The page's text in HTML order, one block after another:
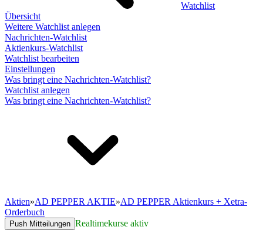
Watchlist
Übersicht
Weitere Watchlist anlegen
Nachrichten-Watchlist
Aktienkurs-Watchlist
Watchlist bearbeiten
Einstellungen
Was bringt eine Nachrichten-Watchlist?
Watchlist anlegen
Was bringt eine Nachrichten-Watchlist?
Aktien»AD PEPPER AKTIE»AD PEPPER Aktienkurs + Xetra-
Orderbuch
Push Mitteilungen Realtimekurse aktiv